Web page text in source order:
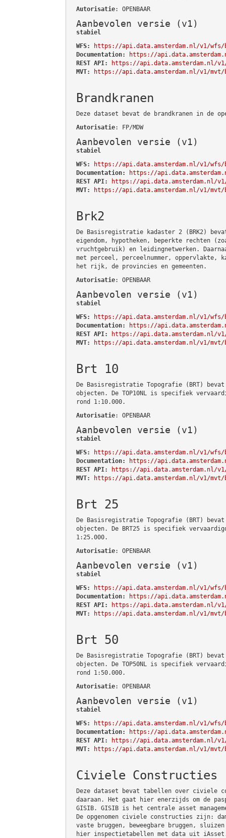
Autorisatie: OPENBAAR
Aanbevolen versie (v1)
stabiel
WFS:
https://api.data.amsterdam.nl/v1/wfs/
Documentation:
https://
REST API:
https://api.data.amsterdam.nl/v1/
MVT:
https://api.data.amsterdam.nl/v1/mvt/
Brandkranen
Deze dataset bevat de brandkranen in de
Autorisatie: FP/MDW
Aanbevolen versie (v1)
stabiel
WFS:
https://api.data.amsterdam.nl/v1/wfs/
Documentation:
https://
REST API:
https://api.data.amsterdam.nl/
MVT:
https://api.data.amsterdam.nl/v1/mvt/
Brk2
De Basisregistratie kadaster 2 (BRK2)
eigendom, hypotheken, beperkte rechten
vruchtgebruik) en leidingnetwerken.
met perceel, perceelnummer, oppervlakte,
het rijk, de provincies en gemeenten.
Autorisatie: OPENBAAR
Aanbevolen versie (v1)
stabiel
WFS:
https://api.data.amsterdam.nl/v1/wfs/
Documentation:
https://
REST API:
https://api.data.amsterdam.nl/
MVT:
https://api.data.amsterdam.nl/v1/mvt/
Brt 10
De Basisregistratie Topografie (BRT)
objecten. De TOP10NL is specifiek
rond 1:10.000.
Autorisatie: OPENBAAR
Aanbevolen versie (v1)
stabiel
WFS:
https://api.data.amsterdam.nl/v1/wfs/
Documentation:
https://
REST API:
https://api.data.amsterdam.nl/
MVT:
https://api.data.amsterdam.nl/v1/mvt/
Brt 25
De Basisregistratie Topografie (BRT)
objecten. De BRT25 is specifiek
1:25.000.
Autorisatie: OPENBAAR
Aanbevolen versie (v1)
stabiel
WFS:
https://api.data.amsterdam.nl/v1/wfs/
Documentation:
https://
REST API:
https://api.data.amsterdam.nl/
MVT:
https://api.data.amsterdam.nl/v1/mvt/
Brt 50
De Basisregistratie Topografie (BRT)
objecten. De TOP50NL is specifiek
rond 1:50.000.
Autorisatie: OPENBAAR
Aanbevolen versie (v1)
stabiel
WFS:
https://api.data.amsterdam.nl/v1/wfs/
Documentation:
https://
REST API:
https://api.data.amsterdam.nl/
MVT:
https://api.data.amsterdam.nl/v1/mvt/
Civiele Constructies
Deze dataset bevat tabellen over civiele
daaraan. Het gaat hier enerzijds om de
GISIB. GISIB is het centrale asset
De opgenomen civiele constructies zijn:
vaste bruggen, beweegbare bruggen,
hier inspectietabellen met data uit